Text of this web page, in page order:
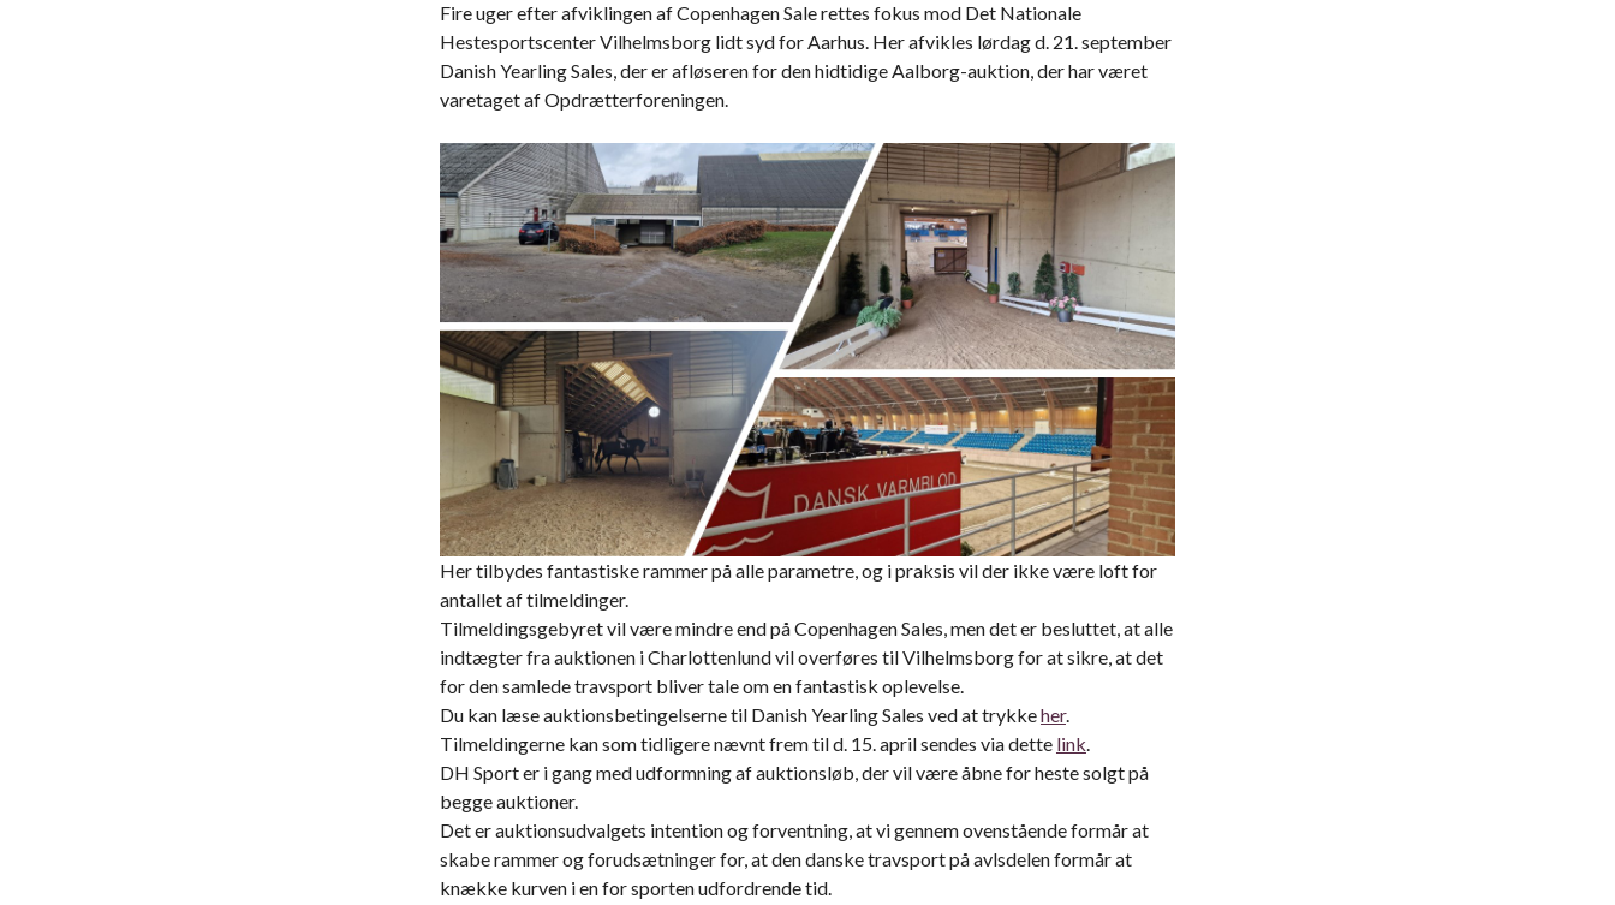
Fire uger efter afviklingen af Copenhagen Sale rettes fokus mod Det Nationale
Hestesportscenter Vilhelmsborg lidt syd for Aarhus. Her afvikles lørdag d. 21. september
Danish Yearling Sales, der er afløseren for den hidtidige Aalborg-auktion, der har været
varetaget af Opdrætterforeningen.
Her tilbydes fantastiske rammer på alle parametre, og i praksis vil der ikke være loft for
antallet af tilmeldinger.
Tilmeldingsgebyret vil være mindre end på Copenhagen Sales, men det er besluttet, at alle
indtægter fra auktionen i Charlottenlund vil overføres til Vilhelmsborg for at sikre, at det
for den samlede travsport bliver tale om en fantastisk oplevelse.
Du kan læse auktionsbetingelserne til Danish Yearling Sales ved at trykkeher.
Tilmeldingerne kan som tidligere nævnt frem til d. 15. april sendes via dette link.
DH Sport er i gang med udformning af auktionsløb, der vil være åbne for heste solgt på
begge auktioner.
Det er auktionsudvalgets intention og forventning, at vi gennem ovenstående formår at
skabe rammer og forudsætninger for, at den danske travsport på avlsdelen formår at
knække kurven i en for sporten udfordrende tid.